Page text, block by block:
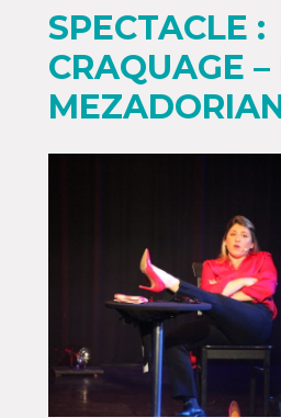
SPECTACLE :
CRAQUAGE